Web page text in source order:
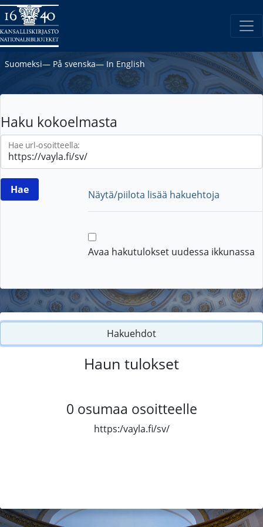
Suomeksi― På svenska― In English
Haku kokoelmasta
Hae url-osoitteella:
Näytä/piilota lisää hakuehtoja
Avaa hakutulokset uudessa ikkunassa
Hakuehdot
Haun tulokset
0 osumaa osoitteelle
https:/vayla.fi/sv/